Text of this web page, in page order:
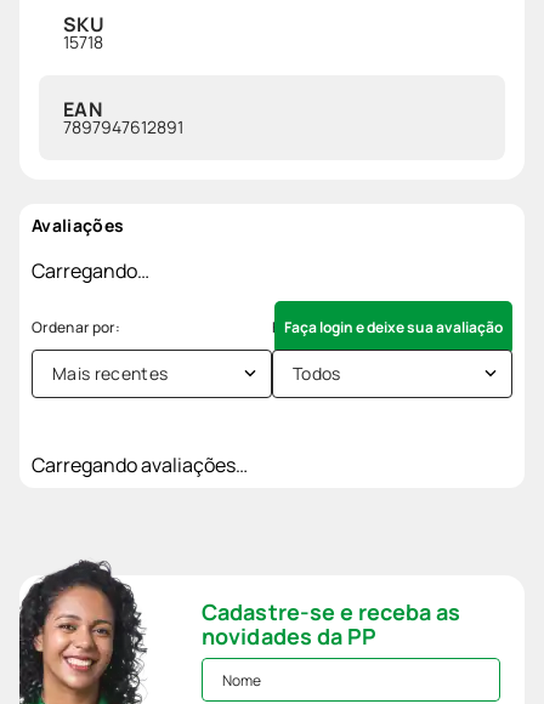
SKU
15718
EAN
7897947612891
Avaliações
Carregando…
Faça login e deixe sua avaliação
Mais recentes Todos
Carregando avaliações…
Cadastre-se e receba as
novidades da PP